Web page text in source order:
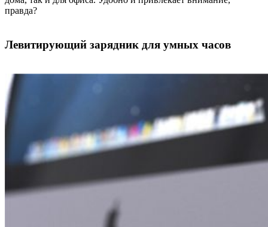
правда?
Левитирующий зарядник для умных часов